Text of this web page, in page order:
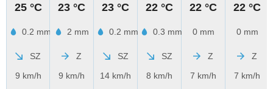
25 °C
0.2 mm
SZ
9 km/h
23 °C
2 mm
Z
9 km/h
23 °C
0.2 mm
SZ
14 km/h
22 °C
0.3 mm
SZ
8 km/h
22 °C
0 mm
Z
7 km/h
22 °C
0 mm
Z
7 km/h